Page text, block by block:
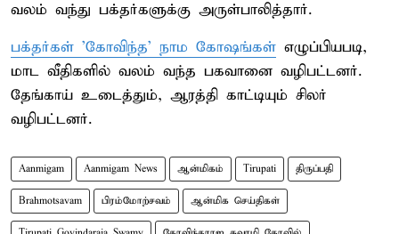
வலம் வந்து பக்தர்களுக்கு அருள்பாலித்தார்.
பக்தர்கள் 'கோவிந்த' நாம கோஷங்கள் எழுப்பியபடி,
மாட வீதிகளில் வலம் வந்த பகவானை வழிபட்டனர்.
தேங்காய் உடைத்தும், ஆரத்தி காட்டியும் சிலர்
வழிபட்டனர்.
Aanmigam Aanmigam News ஆன்மிகம் Tirupati திருப்பதி
Brahmotsavam பிரம்மோற்சவம் ஆன்மிக செய்திகள்